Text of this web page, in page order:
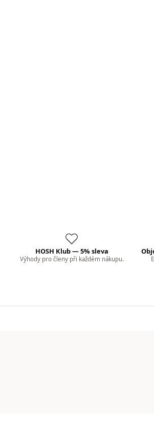
HOSH Klub — 5% sleva
Výhody pro členy při každém nákupu.